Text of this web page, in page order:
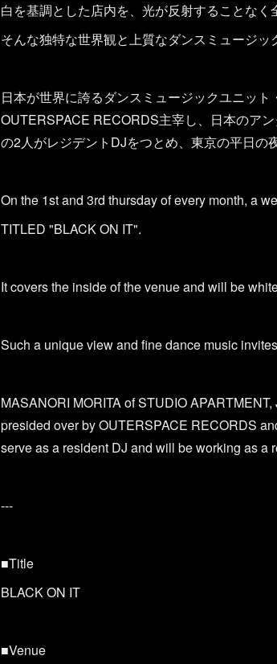
白を基調とした店内を、光が反射することな
そんな独特な世界観と上質なダンスミュージッ
日本が世界に誇るダンスミュージックユニット
OUTERSPACE RECORDS主宰し、日本のア
の2人がレジデントDJをつとめ、東京の平日の
On the 1st and 3rd thursday of every month, a
TITLED "BLACK ON IT".
It covers the inside of the venue and will be
Such a unique view and fine dance music
MASANORI MORITA of STUDIO
presided over by OUTERSPACE RECORDS
serve as a resident DJ and will be working as
---
■Title
BLACK ON IT
■Venue